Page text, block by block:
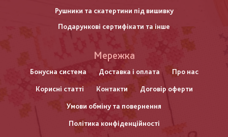
Рушники та скатертини під вишивку
Подарункові сертифікати та інше
нижнього
колонтитулу
Мережка
Бонусна система Доставка і оплата Про нас
Корисні статті Контакти Договір оферти
Умови обміну та повернення
Політика конфіденційності